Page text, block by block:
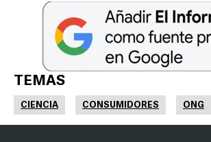
TEMAS
CIENCIA CONSUMIDORES ONG